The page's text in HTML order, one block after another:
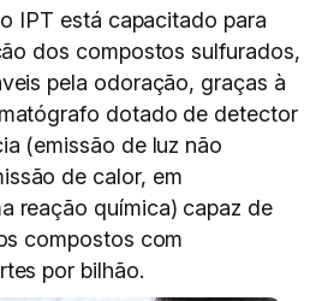
IPT está capacitado para
dos compostos sulfurados,
pela odoração, graças à
dotado de detector
(emissão de luz não
de calor, em
reação química) capaz de
compostos com
por bilhão.